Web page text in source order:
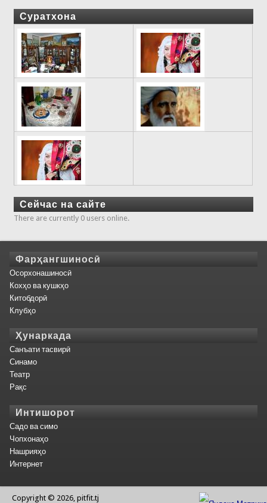
Суратхона
Сейчас на сайте
There are currently 0 users online.
Фарҳангшиносӣ
Осорхонашиносӣ
Кохҳо ва кушкҳо
Китобдорӣ
Клубҳо
Ҳунаркада
Санъати тасвирӣ
Синамо
Театр
Рақс
Интишорот
Садо ва симо
Чопхонаҳо
Нашрияҳо
Интернет
Copyright © 2026, pitfit.tj